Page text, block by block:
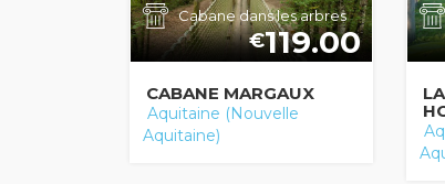
Cabane dans les arbres
€119.00
CABANE MARGAUX
Aquitaine (Nouvelle
Aquitaine)